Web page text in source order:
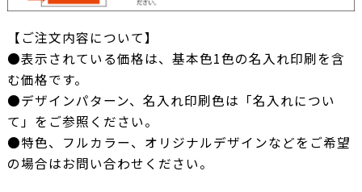
【ご注文内容について】
●表示されている価格は、基本色1色の名入れ印刷を含
む価格です。
●デザインパターン、名入れ印刷色は「名入れについ
て」をご参照ください。
●特色、フルカラー、オリジナルデザインなどをご希望
の場合はお問い合わせください。